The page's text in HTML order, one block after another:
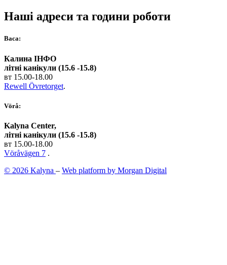
Наші адреси та години роботи
Васа:
Калина ІНФО
літні канікули (15.6 -15.8)
вт 15.00-18.00
Rewell Övretorget.
Vörå:
Kalyna Center,
літні канікули (15.6 -15.8)
вт 15.00-18.00
Vöråvägen 7 .
© 2026 Kalyna – Web platform by Morgan Digital